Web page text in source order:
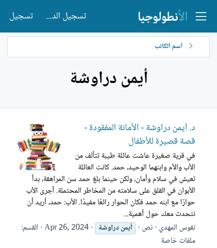
تسجيل الدخول تسجيل
اسم الكاتب
أيمن دراوشة
د. أيمن دراوشة - الأمانة المفقودة -
قصة قصيرة للأطفال
في قرية صغيرة عاشت عائلة طيبة تتألف من
الأب والأم وابنهما الوحيد، حمد. كانت العائلة
تعيش في سلام وأمان، ولكن حينما بلغ حمد سن المراهقة، بدأ
الأبوان في القلق على سلامته من المخاطر المحتملة. أجرى الأب
حوارًا مع ابنه حمد فكان الحوار رائعًا مفيدًا. الأب: حمد، أريد أن
نتحدث معك حول أهمية...
نقوس المهدي نص أيمندراوشة Apr 26, 2024 القسم:
ملفات خاصة